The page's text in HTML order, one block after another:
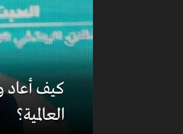
كيف أعاد
العالمية؟